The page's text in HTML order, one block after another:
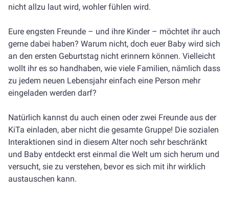
nicht allzu laut wird, wohler fühlen wird.
Eure engsten Freunde – und ihre Kinder – möchtet ihr auch
gerne dabei haben? Warum nicht, doch euer Baby wird sich
an den ersten Geburtstag nicht erinnern können. Vielleicht
wollt ihr es so handhaben, wie viele Familien, nämlich dass
zu jedem neuen Lebensjahr einfach eine Person mehr
eingeladen werden darf?
Natürlich kannst du auch einen oder zwei Freunde aus der
KiTa einladen, aber nicht die gesamte Gruppe! Die sozialen
Interaktionen sind in diesem Alter noch sehr beschränkt
und Baby entdeckt erst einmal die Welt um sich herum und
versucht, sie zu verstehen, bevor es sich mit ihr wirklich
austauschen kann.